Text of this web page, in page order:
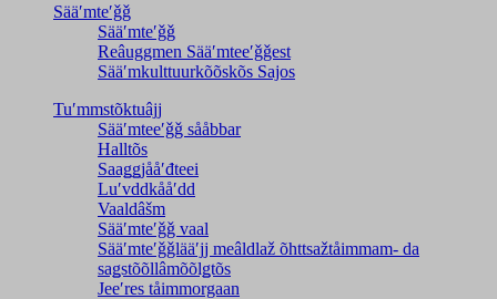
Sääʹmteʹǧǧ
Sääʹmteʹǧǧ
Reâuggmen Sääʹmteeʹǧǧest
Sääʹmkulttuurkõõskõs Sajos
Tuʹmmstõktuâjj
Sääʹmteeʹǧǧ sååbbar
Halltõs
Saaǥǥjååʹđteei
Luʹvddkååʹdd
Vaaldâšm
Sääʹmteʹǧǧ vaal
Sääʹmteʹǧǧlääʹjj meâldlaž õhttsažtåimmam- da
saǥstõõllâmõõlǥtõs
Jeeʹres tåimmorgaan